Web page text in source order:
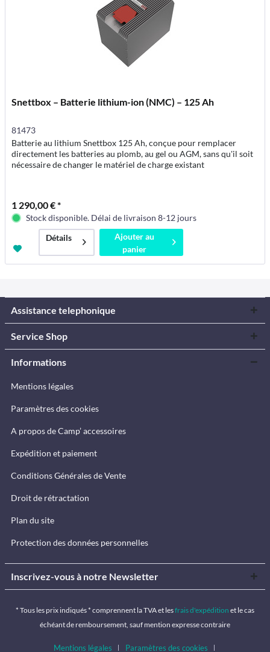
Snettbox – Batterie lithium-ion (NMC) – 125 Ah
81473
Batterie au lithium Snettbox 125 Ah, conçue pour remplacer
directement les batteries au plomb, au gel ou AGM, sans qu'il soit
nécessaire de changer le matériel de charge existant
1 290,00 € *
Stock disponible. Délai de livraison 8-12 jours
Détails
Ajouter au
panier
Assistance telephonique
Service Shop
Informations
Mentions légales
Paramètres des cookies
A propos de Camp’ accessoires
Expédition et paiement
Conditions Générales de Vente
Droit de rétractation
Plan du site
Protection des données personnelles
Inscrivez-vous à notre Newsletter
* Tous les prix indiqués * comprennent la TVA et lesfrais d'expédition et le cas
échéant de remboursement, sauf mention expresse contraire
Mentions légales Paramètres des cookies